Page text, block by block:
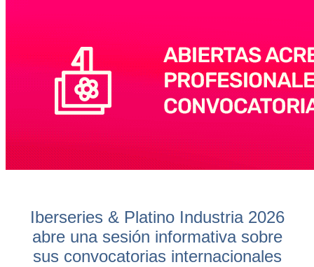
Iberseries & Platino Industria 2026
abre una sesión informativa sobre
sus convocatorias internacionales